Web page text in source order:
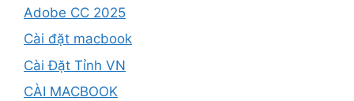
Adobe CC 2025
Cài đặt macbook
Cài Đặt Tỉnh VN
CÀI MACBOOK